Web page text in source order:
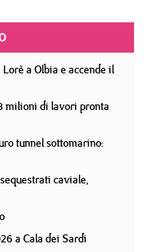
a Olbia e accende il
milioni di lavori pronta
tunnel sottomarino:
caviale,
a Cala dei Sardi